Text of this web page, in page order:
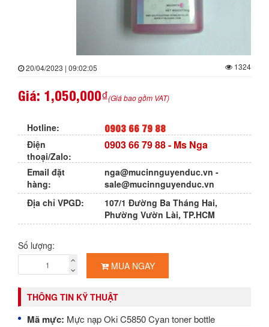
20/04/2023 | 09:02:05 1324
Giá: 1,050,000₫(Giá bao gồm VAT)
Hotline: 0903 66 79 88
Điện
thoại/Zalo:
0903 66 79 88- Ms Nga
Email đặt
hàng:
nga@mucinnguyenduc.vn -
sale@mucinnguyenduc.vn
Địa chỉ VPGD:
107/1 Đường Ba Tháng Hai,
Phường Vườn Lài, TP.HCM
Số lượng:
MUA NGAY
THÔNG TIN KỸ THUẬT
Mã mực: Mực nạp Oki C5850 Cyan toner bottle